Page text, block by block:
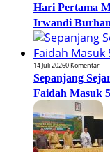
Hari Pertama
Irwandi
14 Juli 20260 Komentar
Sepanjang
Faidah Masuk